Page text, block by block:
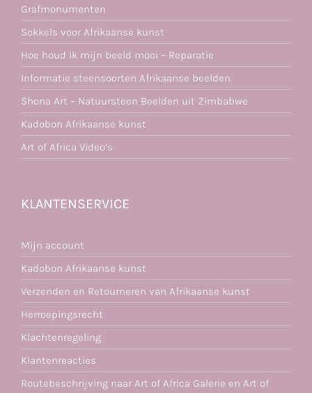
Grafmonumenten
Sokkels voor Afrikaanse kunst
Hoe houd ik mijn beeld mooi – Reparatie
Informatie steensoorten Afrikaanse beelden
Shona Art – Natuursteen Beelden uit Zimbabwe
Kadobon Afrikaanse kunst
Art of Africa Video’s
KLANTENSERVICE
Mijn account
Kadobon Afrikaanse kunst
Verzenden en Retourneren van Afrikaanse kunst
Herroepingsrecht
Klachtenregeling
Klantenreacties
Routebeschrijving naar Art of Africa Galerie en Art of